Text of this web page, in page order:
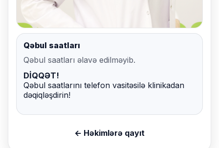
Qəbul saatları
Qəbul saatları əlavə edilməyib.
DİQQƏT!
Qəbul saatlarını telefon vasitəsilə klinikadan
dəqiqləşdirin!
← Həkimlərə qayıt